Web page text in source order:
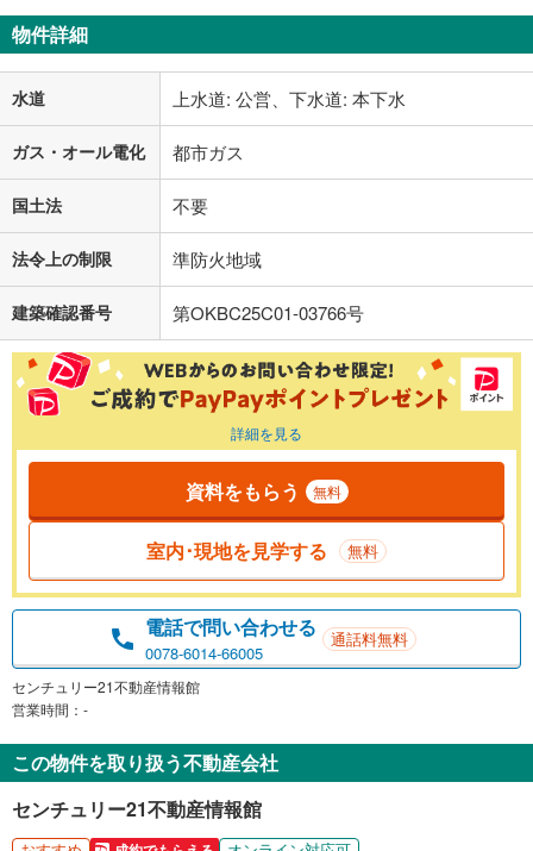
物件詳細
水道 上水道: 公営、下水道: 本下水
ガス・オール電化 都市ガス
国土法 不要
法令上の制限 準防火地域
建築確認番号 第OKBC25C01-03766号
詳細を見る
資料をもらう 無料
室内･現地を見学する 無料
電話で問い合わせる
0078-6014-66005
通話料無料
センチュリー21不動産情報館
営業時間：-
この物件を取り扱う不動産会社
センチュリー21不動産情報館